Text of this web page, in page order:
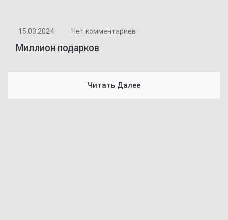
15.03.2024 Нет комментариев
Миллион подарков
Читать Далее